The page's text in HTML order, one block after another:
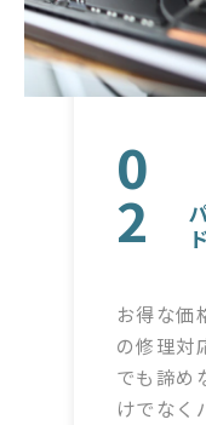
0
2
ド
お得な価
の修理対
でも諦め
けでなく